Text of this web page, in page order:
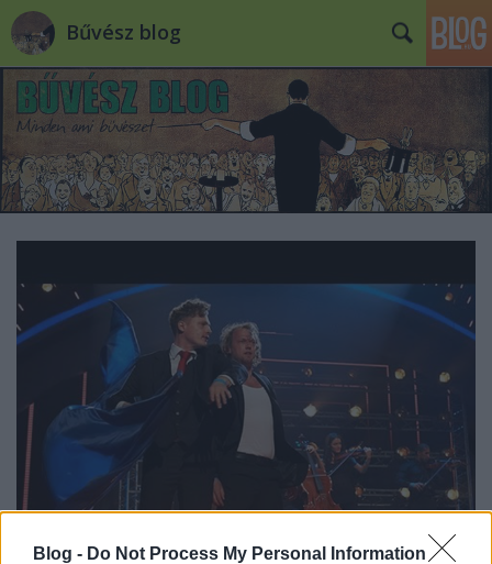
Blog - Do Not Process My Personal Information
Bűvész blog